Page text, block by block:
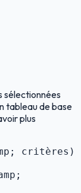
sélectionnées
tableau de base
plus
critères)